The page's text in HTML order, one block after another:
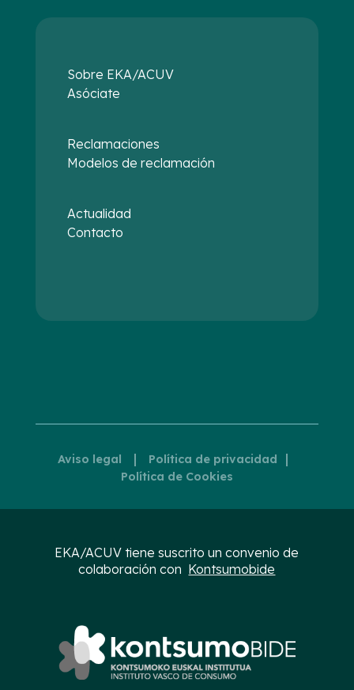
Sobre EKA/ACUV
Asóciate
Reclamaciones
Modelos de reclamación
Actualidad
Contacto
Aviso legal | Política de privacidad |
Política de Cookies
EKA/ACUV tiene suscrito un convenio de
colaboración con Kontsumobide